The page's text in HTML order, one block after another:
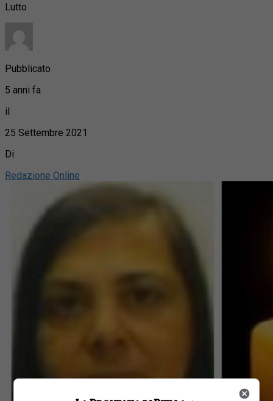
Lutto
Pubblicato
5 anni fa
il
25 Settembre 2021
Di
Redazione Online